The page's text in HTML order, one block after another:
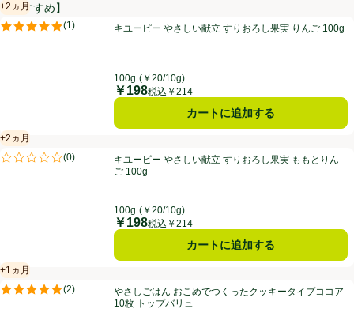
【おすすめ】
キユーピー やさしい献立 すりおろし果実 りんご 100g
+2ヵ月
賞味・消費期限保証：2ヵ月
(1)
評価は1件のレビューで5点中5.0点。キユーピー やさしい献立 すりおろし果実 りんご 100g
100g (￥20/10g)
価格
￥198税込￥214
カートに追加する
キユーピー やさしい献立 すりおろし果実 ももとりんご 100g
+2ヵ月
賞味・消費期限保証：2ヵ月
(0)
評価は0件のレビューで5点中0.0点。キユーピー やさしい献立 すりおろし果実 ももとりん
ご 100g
100g (￥20/10g)
価格
￥198税込￥214
カートに追加する
やさしごはん おこめでつくったクッキータイプココア 10枚 トップバ
+1ヵ月
賞味・消費期限保証：1ヵ月
(2)
評価は2件のレビューで5点中5.0点。やさしごはん おこめでつくったクッキータイプココア
10枚 トップバリュ